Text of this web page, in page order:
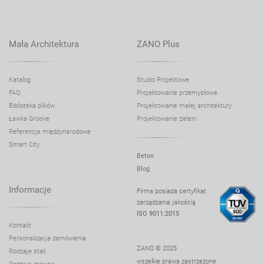
Donica Salver 06.038.S
Donica Scandik 06.046.M
Donica Scandik 06.046.L
Donica Scandik 06.146.M
Donica Simple 06.040.M
Mała Architektura
Katalog
FAQ
Biblioteka plików
Ławka Groove
Referencje międzynarodowe
Smart City
ZANO Plus
Studio Projektowe
Projektowanie przemysłowe
Projektowanie małej architektury
Projektowanie zieleni
Beton
Blog
Informacje
Kontakt
Personalizacja zamówienia
Rodzaje stali
Firma posiada certyfikat
zarządzania jakością
ISO 9011:2015
ZANO © 2025
wszelkie prawa zastrzeżone